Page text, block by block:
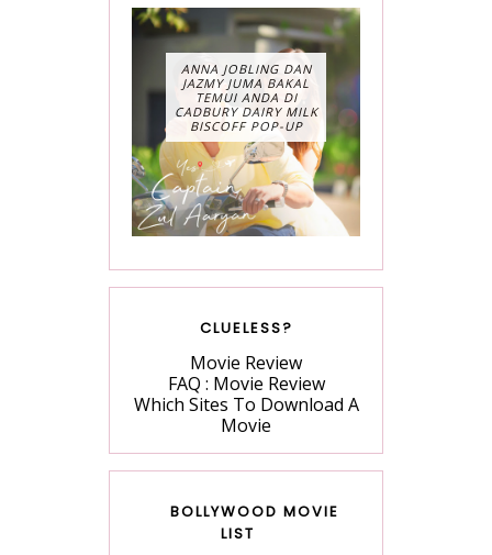
ANNA JOBLING DAN
JAZMY JUMA BAKAL
TEMUI ANDA DI
CADBURY DAIRY MILK
BISCOFF POP-UP
CLUELESS?
Movie Review
FAQ : Movie Review
Which Sites To Download A
Movie
BOLLYWOOD MOVIE
LIST